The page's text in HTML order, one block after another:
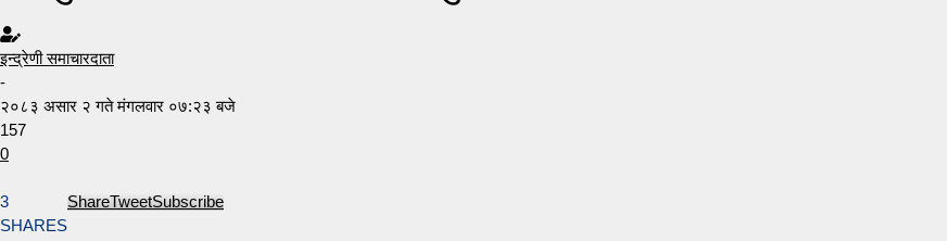
इन्द्रेणी समाचारदाता
-
२०८३ असार २ गते मंगलवार ०७:२३ बजे
157
0
3
SHARES
ShareTweetSubscribe